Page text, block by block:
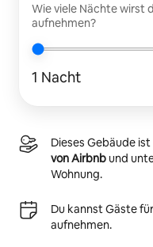
Wie viele Nächte wirst
aufnehmen?
1 Nacht
Dieses Gebäude ist
von Airbnbund
Wohnung.
Du kannst Gäste
aufnehmen.